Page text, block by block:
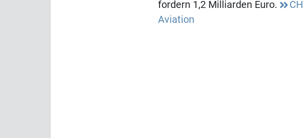
fordern 1,2 Milliarden Euro.
CH
Aviation